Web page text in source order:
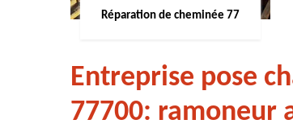
Réparation de cheminée 77
Entreprise pose
77700: ramoneur